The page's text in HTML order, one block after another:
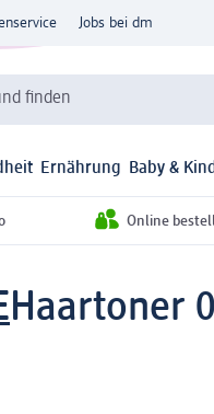
Jobs bei dm
finden
Ernährung Baby &
Online
Haartoner